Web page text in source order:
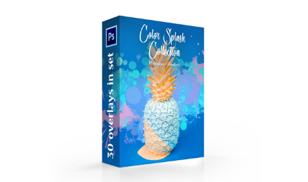
رجاء اختر
Free Photoshop Overlay #4 Small 800*533px